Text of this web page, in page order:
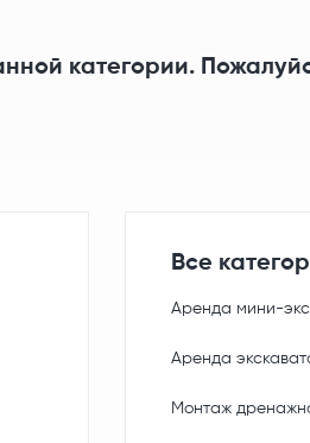
категории.
Все
Аренда мини-
Аренда
Монтаж